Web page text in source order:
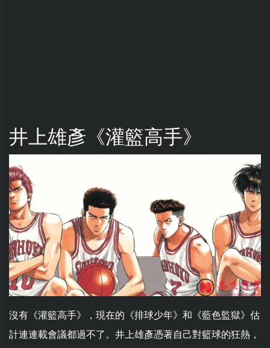
井上雄彥《灌籃高手》
沒有《灌籃高手》，現在的《排球少年》和《藍色監獄》估
計連連載會議都過不了。井上雄彥憑著自己對籃球的狂熱，